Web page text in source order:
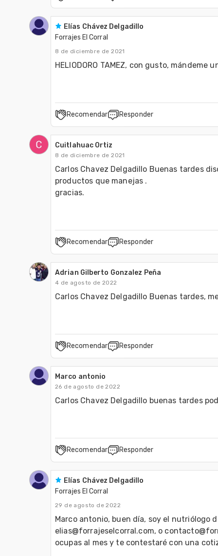
Elías Chávez Delgadillo
Forrajes El Corral
8 de diciembre de 2021
HELIODORO TAMEZ, con gusto,
Recomendar Responder
Cuitlahuac Ortiz
8 de diciembre de 2021
Carlos Chavez Delgadillo Buenas tardes
productos que manejas .
gracias.
Recomendar Responder
Adrian Gilberto Gonzalez Peña
4 de agosto de 2022
Carlos Chavez Delgadillo Buenas tardes,
Recomendar Responder
Marco antonio
26 de agosto de 2022
Recomendar Responder
Elías Chávez Delgadillo
Forrajes El Corral
29 de agosto de 2022
Marco antonio, buen día, soy el nutriólogo
elias@forrajeselcorral.com, o
ocupas al mes y te contestaré con una